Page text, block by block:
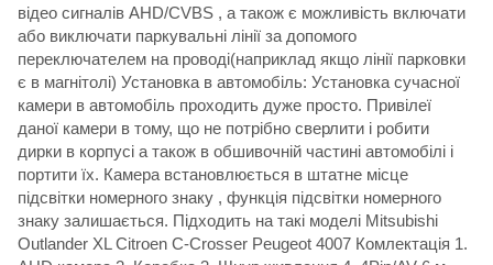
відео сигналів AHD/CVBS , а також є можливість включати
або виключати паркувальні лінії за допомого
переключателем на проводі(наприклад якщо лінії парковки
є в магнітолі) Установка в автомобіль: Установка сучасної
камери в автомобіль проходить дуже просто. Привілеї
даної камери в тому, що не потрібно сверлити і робити
дирки в корпусі а також в обшивочній частині автомобілі і
портити їх. Камера встановлюється в штатне місце
підсвітки номерного знаку , функція підсвітки номерного
знаку залишається. Підходить на такі моделі Mitsubishi
Outlander XL Citroen C-Crosser Peugeot 4007 Комлектація 1.